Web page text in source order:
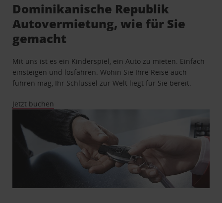
Dominikanische Republik
Autovermietung, wie für Sie
gemacht
Mit uns ist es ein Kinderspiel, ein Auto zu mieten. Einfach
einsteigen und losfahren. Wohin Sie Ihre Reise auch
führen mag, Ihr Schlüssel zur Welt liegt für Sie bereit.
Jetzt buchen